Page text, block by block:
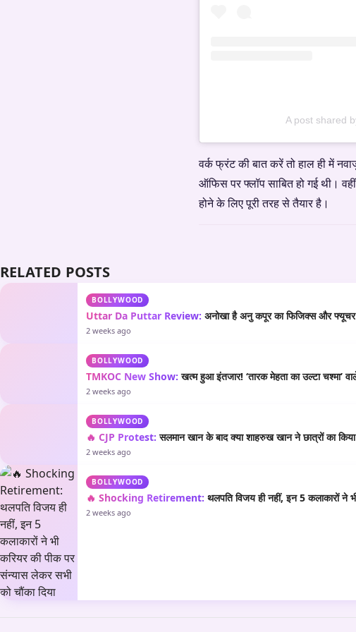
A post shared
वर्क फ्रंट की बात करें तो हाल ही में
ऑफिस पर फ्लॉप साबित हो गई थी।
होने के लिए पूरी तरह से तैयार है।
RELATED POSTS
BOLLYWOOD
Uttar Da Puttar Review: अनोखा है अनु कपूर का फिजिक्स और फ्यूचर
2 weeks ago
BOLLYWOOD
TMKOC New Show: खत्म हुआ इंतजार! ‘तारक मेहता का उल्टा
2 weeks ago
BOLLYWOOD
🔥 CJP Protest: सलमान खान के बाद क्या शाहरुख खान ने छात्रों का किया
2 weeks ago
BOLLYWOOD
🔥 Shocking Retirement: थलपति विजय ही नहीं, इन 5 कलाकारों ने
2 weeks ago